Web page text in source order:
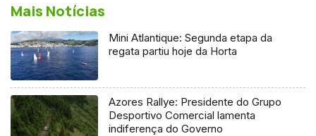
Mais Notícias
Mini Atlantique: Segunda etapa da
regata partiu hoje da Horta
Azores Rallye: Presidente do Grupo
Desportivo Comercial lamenta
indiferença do Governo